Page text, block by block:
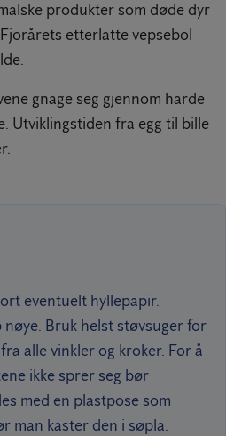
produkter som døde dyr
etterlatte vepsebol
gnage seg gjennom harde
Utviklingstiden fra egg til bille
eventuelt hyllepapir.
nøye. Bruk helst støvsuger for
alle vinkler og kroker. For å
ikke sprer seg bør
med en plastpose som
man kaster den i søpla.